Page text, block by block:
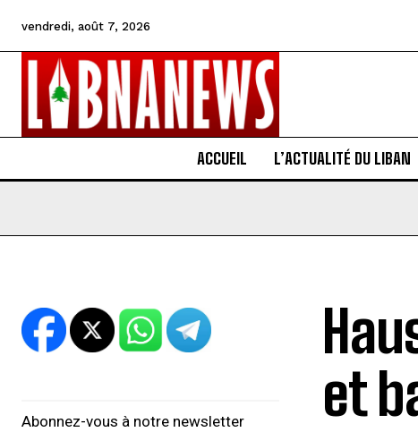
vendredi, août 7, 2026
ACCUEIL L’ACTUALITÉ DU LIBAN
Abonnez-vous à notre newsletter
et